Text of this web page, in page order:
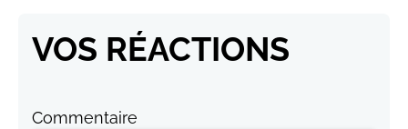
VOS RÉACTIONS
Commentaire